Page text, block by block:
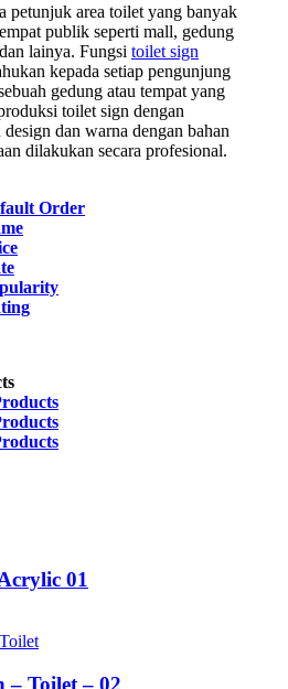
petunjuk area toilet yang banyak
publik seperti mall, gedung
lainya. Fungsi toilet sign
kepada setiap pengunjung
gedung atau tempat yang
toilet sign dengan
dan warna dengan bahan
dilakukan secara profesional.
Order
01
– Toilet – 02